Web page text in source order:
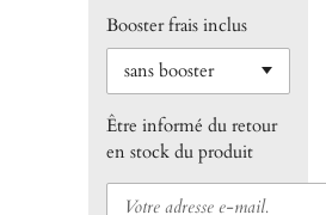
Booster frais inclus
Être informé du retour
en stock du produit